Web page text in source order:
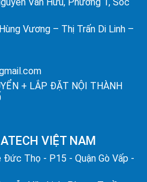
Vương – Thị Trấn Di Linh –
+ LẮP ĐẶT NỘI THÀNH
VIỆT NAM
Đức Thọ - P15 - Quận Gò Vấp -